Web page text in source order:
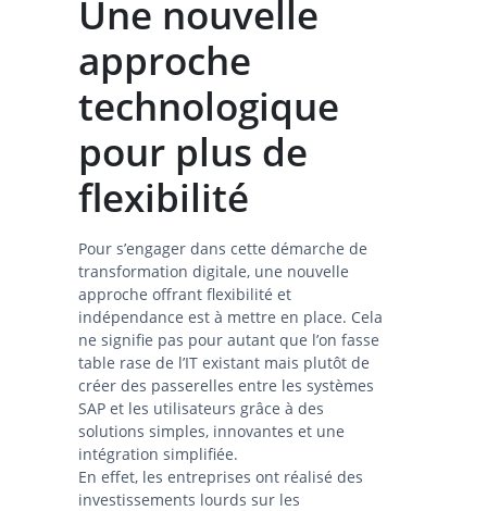
Une nouvelle
approche
technologique
pour plus de
flexibilité
Pour s’engager dans cette démarche de
transformation digitale, une nouvelle
approche offrant flexibilité et
indépendance est à mettre en place. Cela
ne signifie pas pour autant que l’on fasse
table rase de l’IT existant mais plutôt de
créer des passerelles entre les systèmes
SAP et les utilisateurs grâce à des
solutions simples, innovantes et une
intégration simplifiée.
En effet, les entreprises ont réalisé des
investissements lourds sur les